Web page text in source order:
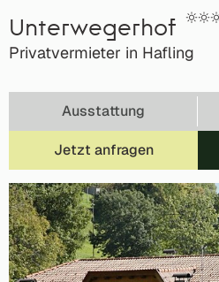
Unterwegerhof
Privatvermieter in Hafling
Ausstattung
Jetzt anfragen